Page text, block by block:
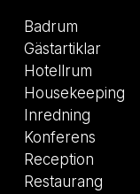
Badrum
Gästartiklar
Hotellrum
Housekeeping
Inredning
Konferens
Reception
Restaurang